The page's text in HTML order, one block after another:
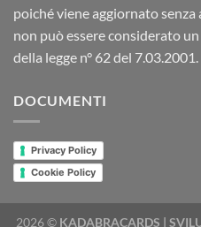
poiché viene aggiornato
non può essere considerato
della legge n° 62 del 7.03.2001.
DOCUMENTI
Privacy Policy
Cookie Policy
2026 © KADABRACARDS |